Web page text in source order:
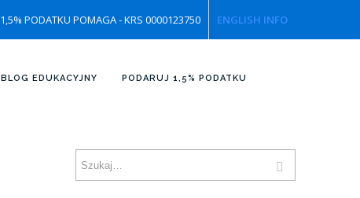
1,5% PODATKU POMAGA - KRS 0000123750 ENGLISH INFO
BLOG EDUKACYJNY PODARUJ 1,5% PODATKU